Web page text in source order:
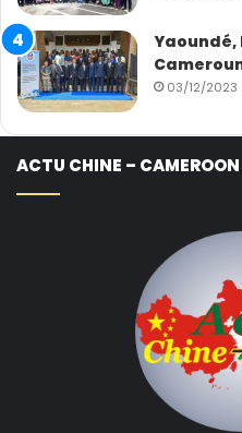
Yaoundé,
03/12/2023
ACTU CHINE – CAMEROON